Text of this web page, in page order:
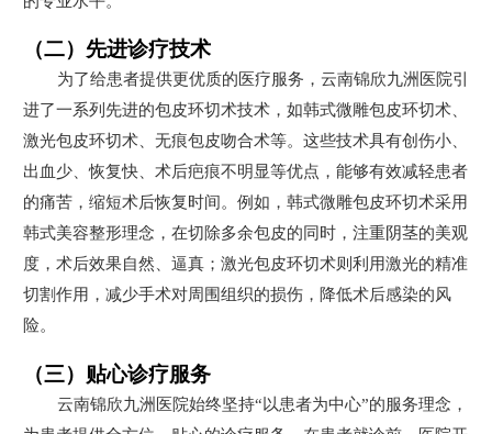
（二）先进诊疗技术
为了给患者提供更优质的医疗服务，云南锦欣九洲医院引
进了一系列先进的包皮环切术技术，如韩式微雕包皮环切术、
激光包皮环切术、无痕包皮吻合术等。这些技术具有创伤小、
出血少、恢复快、术后疤痕不明显等优点，能够有效减轻患者
的痛苦，缩短术后恢复时间。例如，韩式微雕包皮环切术采用
韩式美容整形理念，在切除多余包皮的同时，注重阴茎的美观
度，术后效果自然、逼真；激光包皮环切术则利用激光的精准
切割作用，减少手术对周围组织的损伤，降低术后感染的风
险。
（三）贴心诊疗服务
云南锦欣九洲医院始终坚持“以患者为中心”的服务理念，